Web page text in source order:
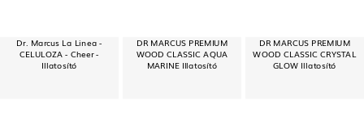
Dr. Marcus La Linea -
CELULOZA - Cheer -
Illatosító
DR MARCUS PREMIUM
WOOD CLASSIC AQUA
MARINE Illatosító
DR MARCUS PREMIUM
WOOD CLASSIC CRYSTAL
GLOW Illatosító